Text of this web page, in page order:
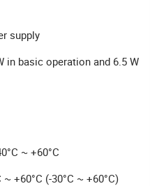
supply
in basic operation and 6.5 W
~ +60°C
+60°C (-30°C ~ +60°C)